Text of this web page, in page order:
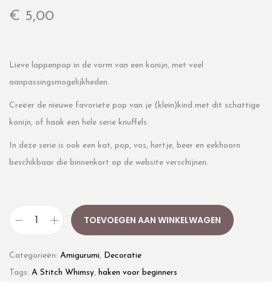
€ 5,00
Lieve lappenpop in de vorm van een konijn, met veel
aanpassingsmogelijkheden.
Creëer de nieuwe favoriete pop van je (klein)kind met dit schattige
konijn, of haak een hele serie knuffels.
In deze serie is ook een kat, pop, vos, hertje, beer en eekhoorn
beschikbaar die binnenkort op de website verschijnen.
TOEVOEGEN AAN WINKELWAGEN
Categorieën: Amigurumi, Decoratie
Tags: A Stitch Whimsy, haken voor beginners